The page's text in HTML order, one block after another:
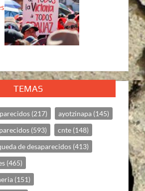
TEMAS
(217) ayotzinapa (145)
(593) cnte (148)
de desaparecidos (413)
(465)
(151)